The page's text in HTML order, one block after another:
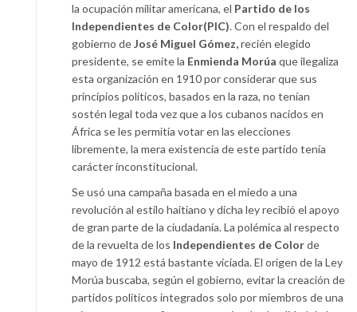
la ocupación militar americana, el Partido de los
Independientes de Color(PIC). Con el respaldo del
gobierno deJosé Miguel Gómez,recién elegido
presidente, se emite la Enmienda Morúa que ilegaliza
esta organización en 1910 por considerar que sus
principios políticos, basados en la raza, no tenían
sostén legal toda vez que a los cubanos nacidos en
África se les permitía votar en las elecciones
libremente, la mera existencia de este partido tenía
carácter inconstitucional.
Se usó una campaña basada en el miedo a una
revolución al estilo haitiano y dicha ley recibió el apoyo
de gran parte de la ciudadanía. La polémica al respecto
de la revuelta de los Independientes de Colorde
mayo de 1912 está bastante viciada. El origen de la Ley
Morúa buscaba, según el gobierno, evitar la creación de
partidos políticos integrados solo por miembros de una